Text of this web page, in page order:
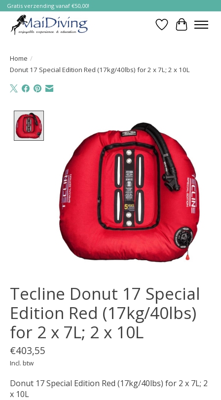
Gratis verzending vanaf €50,00!
Verlanglijst
Home /
Donut 17 Special Edition Red (17kg/40lbs) for 2 x 7L; 2 x 10L
Tecline Donut 17 Special
Edition Red (17kg/40lbs)
for 2 x 7L; 2 x 10L
€403,55
Incl. btw
Donut 17 Special Edition Red (17kg/40lbs) for 2 x 7L; 2
x 10L